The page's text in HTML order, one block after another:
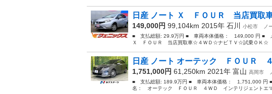
日産 ノート Ｘ ＦＯＵＲ 当店買取
149,000円 99,104km 2015年 石川 小松市
ノ
■ 支払総額: 29.9万円 ■ 車両本体価格： 149,000 円
Ｘ ＦＯＵＲ 当店買取車☆４ＷＤ☆ナビＴＶ☆試乗ＯＫ☆
日産 ノート オーテック ＦＯＵＲ
1,751,000円 61,250km 2021年 富山 高岡市
■ 支払総額: 189.9万円 ■ 車両本体価格： 1,751,000
名： オーテック ＦＯＵＲ ４ＷＤ インテリジェントエマ